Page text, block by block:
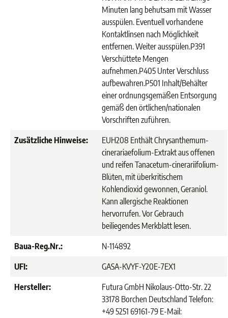
Minuten lang behutsam mit Wasser
ausspülen. Eventuell vorhandene
Kontaktlinsen nach Möglichkeit
entfernen. Weiter ausspülen.P391
Verschüttete Mengen
aufnehmen.P405 Unter Verschluss
aufbewahren.P501 Inhalt/Behälter
einer ordnungsgemäßen Entsorgung
gemäß den örtlichen/nationalen
Vorschriften zuführen.
Zusätzliche Hinweise:
EUH208 Enthält Chrysanthemum-
cinerariaefolium-Extrakt aus offenen
und reifen Tanacetum-cinerariifolium-
Blüten, mit überkritischem
Kohlendioxid gewonnen, Geraniol.
Kann allergische Reaktionen
hervorrufen. Vor Gebrauch
beiliegendes Merkblatt lesen.
Baua-Reg.Nr.:
N-114892
UFI:
GASA-KVYF-Y20E-7EX1
Hersteller:
Futura GmbH Nikolaus-Otto-Str. 22
33178 Borchen Deutschland Telefon:
+49 5251 69161-79 E-Mail: